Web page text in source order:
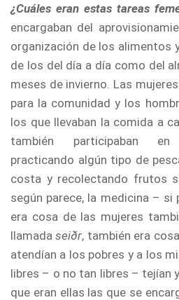
¿Cuáles eran estas tareas
encargaban del
organización de los alimentos
de los del día a día como del
meses de invierno. Las
para la comunidad y los
los que llevaban la comida a
también participaban en
practicando algún tipo de
costa y recolectando frutos
según parece, la medicina –
era cosa de las mujeres
llamadaseiðr, también era
atendían a los pobres y a los
libres – o no tan libres – tejían
que eran ellas las que se